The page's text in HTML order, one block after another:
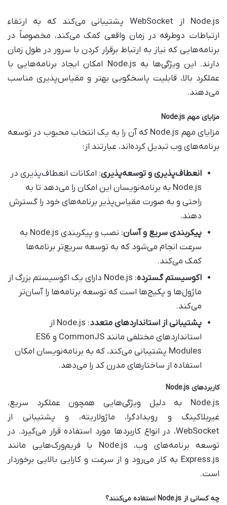
Node.js از WebSocket پشتیبانی می‌کند که به ارتقاء
ارتباطات دوطرفه در زمان واقعی کمک می‌کند، مخصوصاً در
برنامه‌هایی که نیاز به ارتباط برقرار کردن با سرور در طول زمان
دارند. این ویژگی‌ها به Node.js امکان ایجاد برنامه‌هایی با
عملکرد بالا، قابلیت پاسخگویی بهتر و مقیاس‌پذیری مناسب
می‌دهند.
مزایای مهم
مزایای مهم Node.js که آن را به یک انتخاب محبوب در توسعه
برنامه‌های وب تبدیل کرده‌اند، عبارتند از:
انعطاف‌پذیری و توسعه‌پذیری: امکانات انعطاف‌پذیری در
Node.js به برنامه‌نویسان این امکان را می‌دهد تا به
راحتی و به صورت مقیاس‌پذیر برنامه‌های خود را گسترش
دهند.
پیکربندی سریع و آسان
: نصب و پیکربندی Node.js به
سرعت انجام می‌شود که به توسعه سریع‌تر برنامه‌ها
کمک می‌کند.
اکوسیستم گسترده
: Node.js دارای یک اکوسیستم بزرگ از
ماژول‌ها و پکیج‌ها است که توسعه برنامه‌ها را آسان‌تر
می‌کند.
پشتیبانی از استانداردهای متعدد
: Node.js از
استانداردهای مختلفی مانند CommonJS و ES6
Modules پشتیبانی می‌کند، که به برنامه‌نویسان امکان
استفاده از ساختارهای مدرن کد را می‌دهد.
کاربردهای
Node.js به دلیل ویژگی‌هایی همچون عملکرد سریع،
غیربلاکینگ و رویدادگرا، ماژولاریته، و پشتیبانی از
WebSocket، در انواع کاربردها مورد استفاده قرار می‌گیرد. در
توسعه برنامه‌های وب، Node.js با فریم‌ورک‌هایی مانند
Express.js به کار می‌رود و از سرعت و کارایی بالایی برخوردار
است.
چه کسانی از استفاده می‌کنند؟